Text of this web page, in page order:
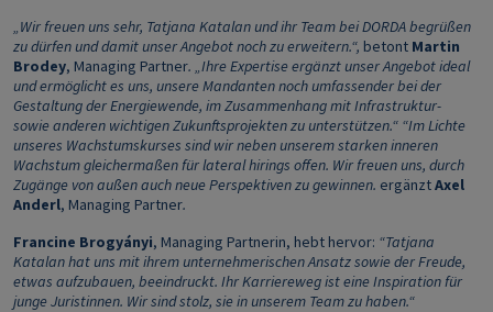
„Wir freuen uns sehr, Tatjana Katalan und ihr Team bei DORDA begrüßen
zu dürfen und damit unser Angebot noch zu erweitern.“, betont Martin
Brodey, Managing Partner. „Ihre Expertise ergänzt unser Angebot ideal
und ermöglicht es uns, unsere Mandanten noch umfassender bei der
Gestaltung der Energiewende, im Zusammenhang mit Infrastruktur-
sowie anderen wichtigen Zukunftsprojekten zu unterstützen.“ “Im Lichte
unseres Wachstumskurses sind wir neben unserem starken inneren
Wachstum gleichermaßen für lateral hirings offen. Wir freuen uns, durch
Zugänge von außen auch neue Perspektiven zu gewinnen. ergänztAxel
Anderl, Managing Partner.
Francine Brogyányi, Managing Partnerin, hebt hervor: “Tatjana
Katalan hat uns mit ihrem unternehmerischen Ansatz sowie der Freude,
etwas aufzubauen, beeindruckt. Ihr Karriereweg ist eine Inspiration für
junge Juristinnen. Wir sind stolz, sie in unserem Team zu haben.“